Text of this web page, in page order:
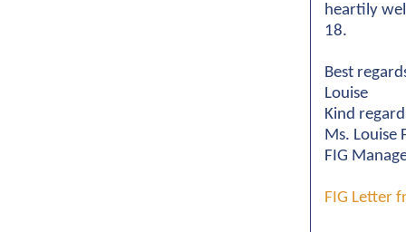
heartily
18.
Best
Louise
Kind
Ms. Louise
FIG
FIG Letter